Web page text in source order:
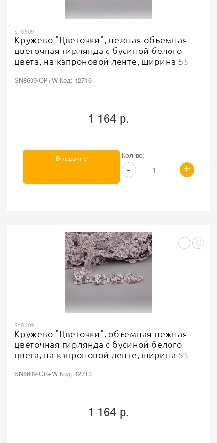
Sn8609
Кружево "Цветочки", нежная объемная
цветочная гирлянда с бусиной белого
цвета, на капроновой ленте, ширина 55
ярдов
SN8609/OP+W Код: 12716
1 164 р.
Кол-во:
+
-
В корзину
Sn8609
Кружево "Цветочки", объемная нежная
цветочная гирлянда с бусиной белого
цвета, на капроновой ленте, ширина 55
SN8609/GR+W Код: 12713
1 164 р.